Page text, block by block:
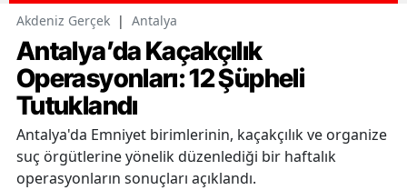
Akdeniz Gerçek | Antalya
Antalya’da Kaçakçılık
Operasyonları: 12 Şüpheli
Tutuklandı
Antalya'da Emniyet birimlerinin, kaçakçılık ve organize
suç örgütlerine yönelik düzenlediği bir haftalık
operasyonların sonuçları açıklandı.